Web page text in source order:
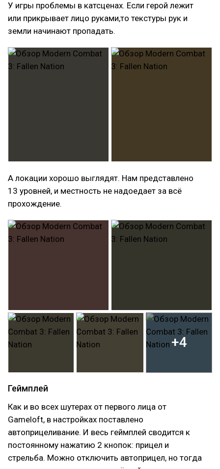
У игры проблемы в катсценах. Если герой лежит
или прикрывает лицо руками,то текстуры рук и
земли начинают пропадать.
А локации хорошо выглядят. Нам представлено
13 уровней, и местность не надоедает за всё
прохождение.
+4
Геймплей
Как и во всех шутерах от первого лица от
Gameloft, в настройках поставлено
автоприцеливание. И весь геймплей сводится к
постоянному нажатию 2 кнопок: прицел и
стрельба. Можно отключить автоприцел, но тогда